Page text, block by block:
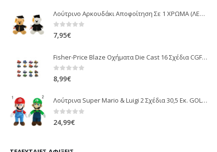
Λούτρινο Αρκουδάκι Αποφοίτηση Σε 1 ΧΡΩΜΑ (ΛΕΥΚΟ)25Εκ 1850
0out of 5
7,95€
Fisher-Price Blaze Οχήματα Die Cast 16 Σχέδια CGF20
0 out of 5
8,99€
Λούτρινα Super Mario & Luigi 2 Σχέδια 30,5 Εκ. GOL13769
0 out of 5
24,99€